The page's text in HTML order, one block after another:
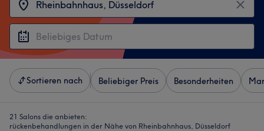
Sortieren nach Beliebiger Preis Besonderheiten
21 Salons die anbieten:
rückenbehandlungen in der Nähe von Rheinbahnhaus, Düsseldorf